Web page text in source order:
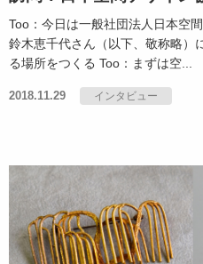
Too：今日は一般社団法人日本空
鈴木恵千代さん（以下、敬称略）
る場所をつくる Too：まずは空...
2018.11.29 インタビュー